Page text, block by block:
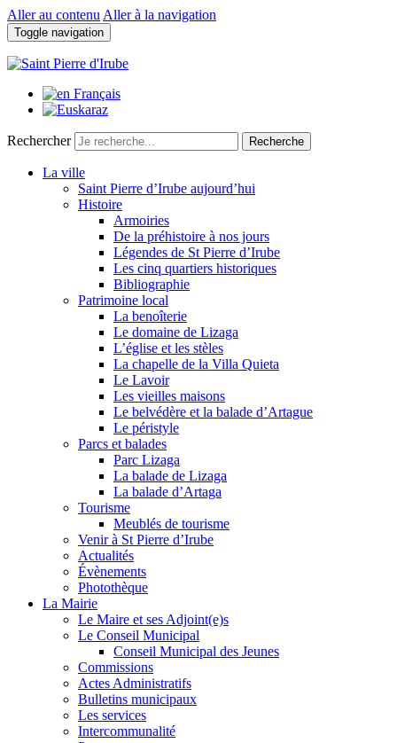
Aller au contenu Aller à la navigation
Toggle navigation
Rechercher Recherche
La ville
Saint Pierre d’Irube aujourd’hui
Histoire
Armoiries
De la préhistoire à nos jours
Légendes de St Pierre d’Irube
Les cinq quartiers historiques
Bibliographie
Patrimoine local
La benoîterie
Le domaine de Lizaga
L’église et les stèles
La chapelle de la Villa Quieta
Le Lavoir
Les vieilles maisons
Le belvédère et la balade d’Artague
Le péristyle
Parcs et balades
Parc Lizaga
La balade de Lizaga
La balade d’Artaga
Tourisme
Meublés de tourisme
Venir à St Pierre d’Irube
Actualités
Évènements
Photothèque
La Mairie
Le Maire et ses Adjoint(e)s
Le Conseil Municipal
Conseil Municipal des Jeunes
Commissions
Actes Administratifs
Bulletins municipaux
Les services
Intercommunalité